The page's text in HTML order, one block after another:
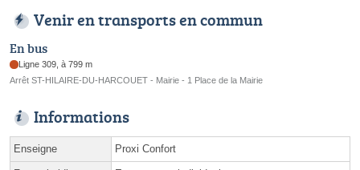
Venir en transports en commun
En bus
Ligne 309, à 799 m
Arrêt ST-HILAIRE-DU-HARCOUET - Mairie - 1 Place de la Mairie
Informations
Enseigne Proxi Confort